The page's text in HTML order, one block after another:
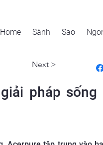
Home Sành Sao
Next >
pháp